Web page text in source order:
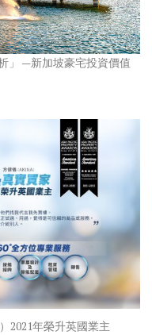
」 —新加坡豪宅投資價值
2021年榮升英國業主